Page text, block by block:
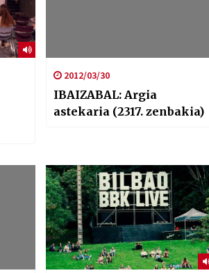
2012/03/30
IBAIZABAL: Argia
astekaria (2317. zenbakia)